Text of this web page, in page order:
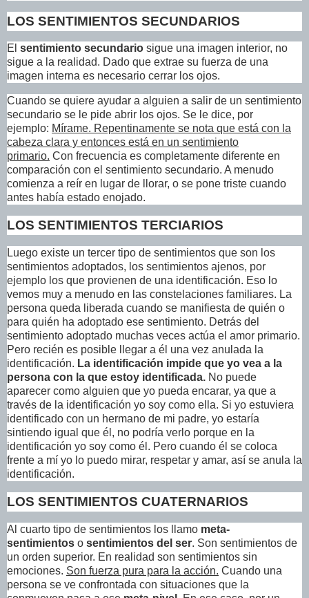
LOS SENTIMIENTOS SECUNDARIOS
El sentimiento secundario sigue una imagen interior, no
sigue a la realidad. Dado que extrae su fuerza de una
imagen interna es necesario cerrar los ojos.
Cuando se quiere ayudar a alguien a salir de un sentimiento
secundario se le pide abrir los ojos. Se le dice, por
ejemplo: Mírame. Repentinamente se nota que está con la
cabeza clara y entonces está en un sentimiento
primario. Con frecuencia es completamente diferente en
comparación con el sentimiento secundario. A menudo
comienza a reír en lugar de llorar, o se pone triste cuando
antes había estado enojado.
LOS SENTIMIENTOS TERCIARIOS
Luego existe un tercer tipo de sentimientos que son los
sentimientos adoptados, los sentimientos ajenos, por
ejemplo los que provienen de una identificación. Eso lo
vemos muy a menudo en las constelaciones familiares. La
persona queda liberada cuando se manifiesta de quién o
para quién ha adoptado ese sentimiento. Detrás del
sentimiento adoptado muchas veces actúa el amor primario.
Pero recién es posible llegar a él una vez anulada la
identificación. La identificación impide que yo vea a la
persona con la que estoy identificada. No puede
aparecer como alguien que yo pueda encarar, ya que a
través de la identificación yo soy como ella. Si yo estuviera
identificado con un hermano de mi padre, yo estaría
sintiendo igual que él, no podría verlo porque en la
identificación yo soy como él. Pero cuando él se coloca
frente a mí yo lo puedo mirar, respetar y amar, así se anula la
identificación.
LOS SENTIMIENTOS CUATERNARIOS
Al cuarto tipo de sentimientos los llamo meta-
sentimientos o sentimientos del ser. Son sentimientos de
un orden superior. En realidad son sentimientos sin
emociones. Son fuerza pura para la acción. Cuando una
persona se ve confrontada con situaciones que la